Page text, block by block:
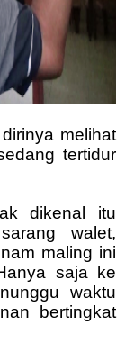
melihat
tertidur
dikenal itu
walet,
maling ini
saja ke
waktu
bertingkat